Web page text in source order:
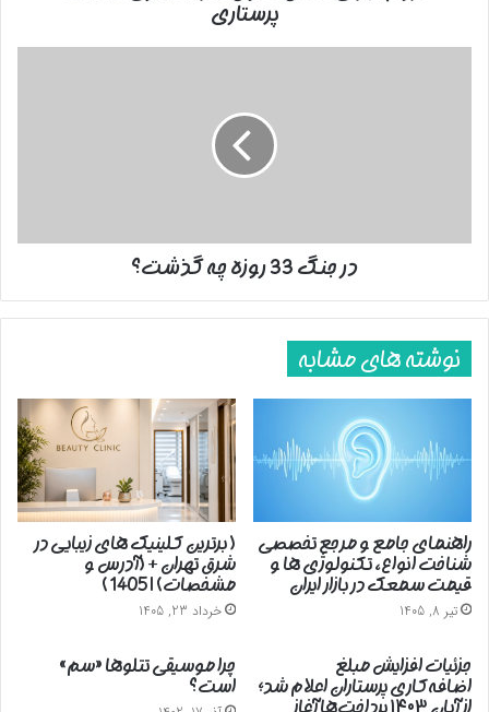
پرستاری
در جنگ 33 روزه چه گذشت؟
نوشته های مشابه
راهنمای جامع و مرجع تخصصی
شناخت انواع، تکنولوژی ها و
قیمت سمعک در بازار ایران
تیر 8, 1405
( برترین کلینیک های زیبایی در
شرق تهران + (آدرس و
مشخصات) | 1405 )
خرداد 23, 1405
جزئیات افزایش مبلغ
اضافه‌کاری پرستاران اعلام شد؛
چرا موسیقی تتلوها «سم»
است؟